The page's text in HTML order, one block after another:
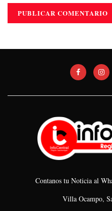
Contanos tu Noticia al
Villa Ocampo,